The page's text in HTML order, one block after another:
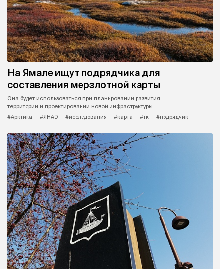
На Ямале ищут подрядчика для
составления мерзлотной карты
Она будет использоваться при планировании развития
территории и проектировании новой инфраструктуры.
#Арктика
#ЯНАО #исследования #карта #тк #подрядчик